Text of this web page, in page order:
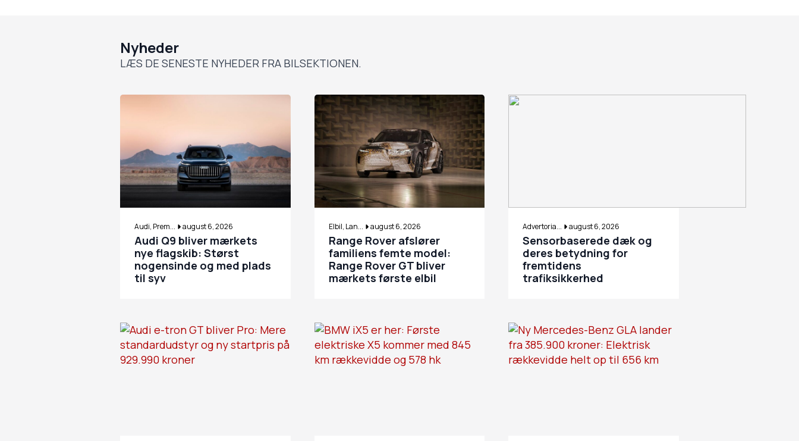
Nyheder
LÆS DE SENESTE NYHEDER FRA BILSEKTIONEN.
Audi, Prem... august 6, 2026
Audi Q9 bliver mærkets
nye flagskib: Størst
nogensinde og med plads
til syv
Elbil, Lan... august 6, 2026
Range Rover afslører
familiens femte model:
Range Rover GT bliver
mærkets første elbil
Advertoria... august 6, 2026
Sensorbaserede dæk og
deres betydning for
fremtidens
trafiksikkerhed